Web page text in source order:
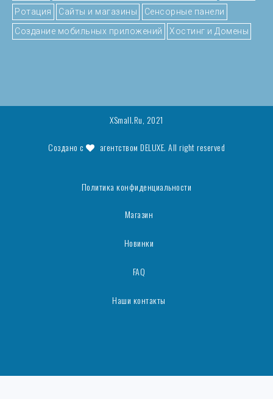
Ротация
Сайты и магазины
Сенсорные панели
Создание мобильных приложений
Хостинг и Домены
XSmall.Ru, 2021
Создано с агентством DELUXE. All right reserved
Политика конфиденциальности
Магазин
Новинки
FAQ
Наши контакты